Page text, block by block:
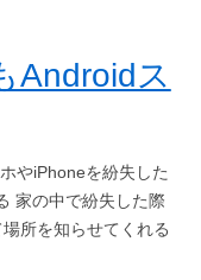
Androidス
やiPhoneを紛失した
家の中で紛失した際
所を知らせてくれる